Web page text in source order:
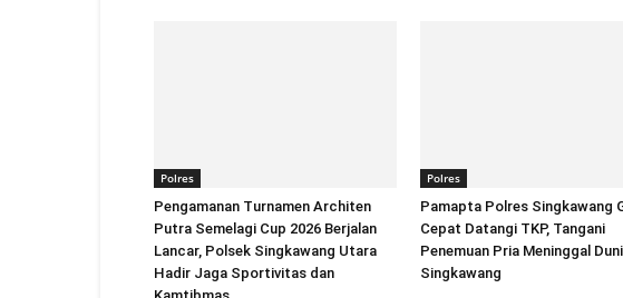
Polres
Pengamanan Turnamen Architen
Putra Semelagi Cup 2026 Berjalan
Lancar, Polsek Singkawang Utara
Hadir Jaga Sportivitas dan
Polres
Pamapta Polres Singkawang
Cepat Datangi TKP, Tangani
Penemuan Pria Meninggal
Singkawang